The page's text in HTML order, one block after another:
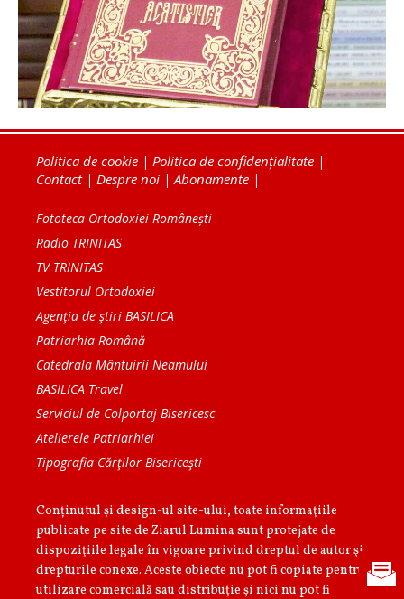
Politica de cookie | Politica de confidențialitate |
Contact| Despre noi |Abonamente |
Fototeca Ortodoxiei Românești
Radio TRINITAS
TV TRINITAS
Vestitorul Ortodoxiei
Agenţia de ştiri BASILICA
Patriarhia Română
Catedrala Mântuirii Neamului
BASILICA Travel
Serviciul de Colportaj Bisericesc
Atelierele Patriarhiei
Tipografia Cărţilor Bisericeşti
Conținutul și design-ul site-ului, toate informaţiile
publicate pe site de Ziarul Lumina sunt protejate de
dispoziţiile legale în vigoare privind dreptul de autor şi
drepturile conexe. Aceste obiecte nu pot fi copiate pentru
utilizare comercială sau distribuţie şi nici nu pot fi